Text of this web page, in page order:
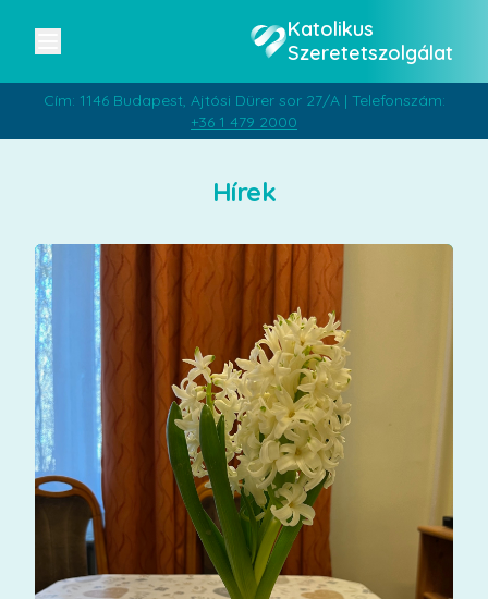
Katolikus
Szeretetszolgálat
Cím: 1146 Budapest, Ajtósi Dürer sor 27/A | Telefonszám:
+36 1 479 2000
Hírek